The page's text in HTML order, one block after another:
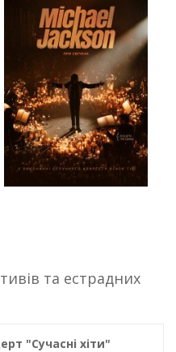
та естрадних
"Сучасні хіти"